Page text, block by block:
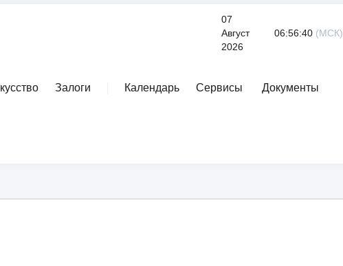
07
Август
2026
06:56:40 (МСК)
Залоги Календарь Сервисы Документы